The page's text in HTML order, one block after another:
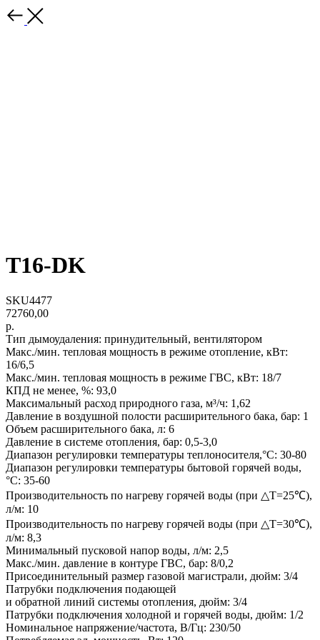
T16-DK
SKU4477
72760,00
р.
Тип дымоудаления: принудительный, вентилятором
Макс./мин. тепловая мощность в режиме отопление, кВт:
16/6,5
Макс./мин. тепловая мощность в режиме ГВС, кВт: 18/7
КПД не менее, %: 93,0
Максимальный расход природного газа, м³/ч: 1,62
Давление в воздушной полости расширительного бака, бар: 1
Объем расширительного бака, л: 6
Давление в системе отопления, бар: 0,5-3,0
Диапазон регулировки температуры теплоносителя,°C: 30-80
Диапазон регулировки температуры бытовой горячей воды,
°C: 35-60
Производительность по нагреву горячей воды (при △T=25℃),
л/м: 10
Производительность по нагреву горячей воды (при △T=30℃),
л/м: 8,3
Минимальный пусковой напор воды, л/м: 2,5
Макс./мин. давление в контуре ГВС, бар: 8/0,2
Присоединительный размер газовой магистрали, дюйм: 3/4
Патрубки подключения подающей
и обратной линий системы отопления, дюйм: 3/4
Патрубки подключения холодной и горячей воды, дюйм: 1/2
Номинальное напряжение/частота, В/Гц: 230/50